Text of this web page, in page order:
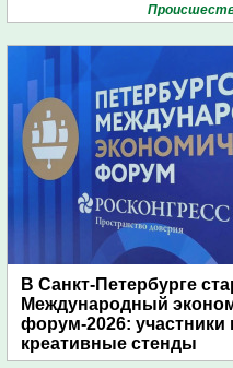
В Санкт-Петербурге
Международный
форум-2026: участники
креативные стенды